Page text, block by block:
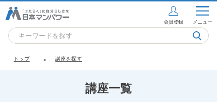
会員登録 メニュー
トップ 講座を探す
講座一覧